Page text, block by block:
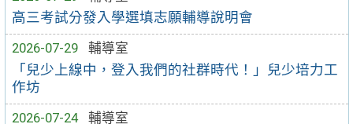
高三考試分發入學選填志願輔導說明會
2026-07-29
輔導室
「兒少上線中，登入我們的社群時代！」兒少培力工
作坊
2026-07-24
輔導室